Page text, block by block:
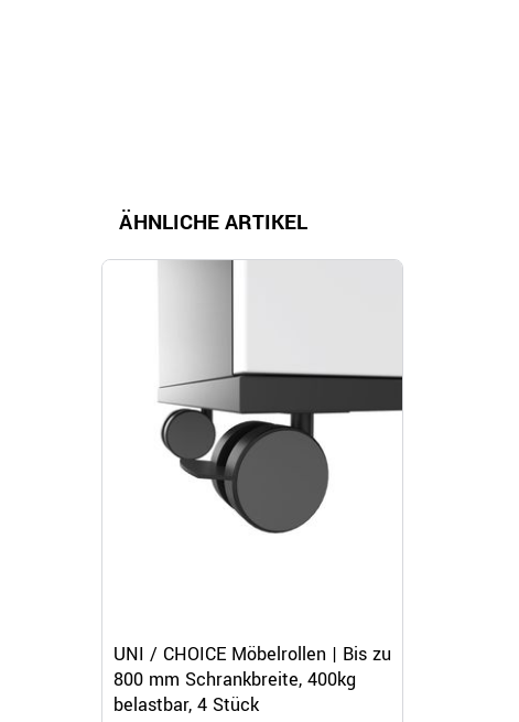
ÄHNLICHE ARTIKEL
UNI / CHOICE Möbelrollen | Bis zu
800 mm Schrankbreite, 400kg
belastbar, 4 Stück